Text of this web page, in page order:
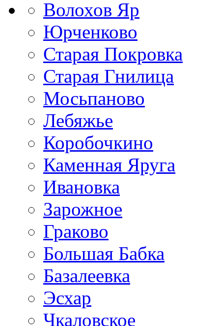
Волохов Яр
Юрченково
Старая Покровка
Старая Гнилица
Мосьпаново
Лебяжье
Коробочкино
Каменная Яруга
Ивановка
Зарожное
Граково
Большая Бабка
Базалеевка
Эсхар
Чкаловское